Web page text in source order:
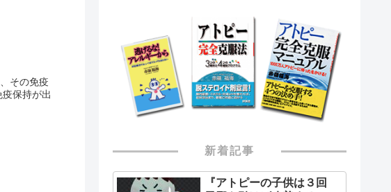
～
その免疫
保持が出
新着記事
『アトピーの子供は３回